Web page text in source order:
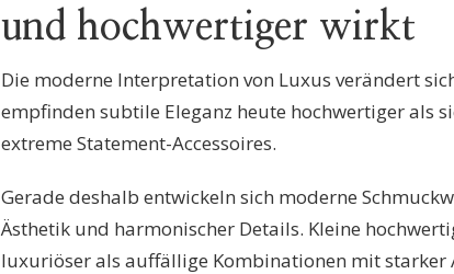
und hochwertiger wirkt
Die moderne Interpretation von Luxus verändert
empfinden subtile Eleganz heute hochwertiger als
extreme Statement-Accessoires.
Gerade deshalb entwickeln sich moderne
Ästhetik und harmonischer Details. Kleine
luxuriöser als auffällige Kombinationen mit starker